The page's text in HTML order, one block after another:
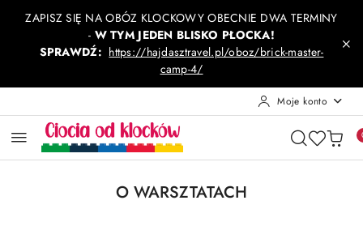
Przejdź do treści głównej
Przejdź do wyszukiwarki
Przejdź do moje konto
Przejdź do menu głównego
Przejdź do stopki
ZAPISZ SIĘ NA OBÓZ KLOCKOWY OBECNIE DWA TERMINY
- W TYM JEDEN BLISKO PŁOCKA!
SPRAWDŹ: https://hajdasztravel.pl/oboz/brick-master-
camp-4/
Moje konto
O WARSZTATACH